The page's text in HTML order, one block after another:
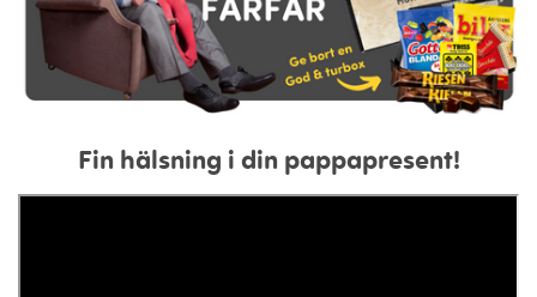
Fin hälsning i din pappapresent!